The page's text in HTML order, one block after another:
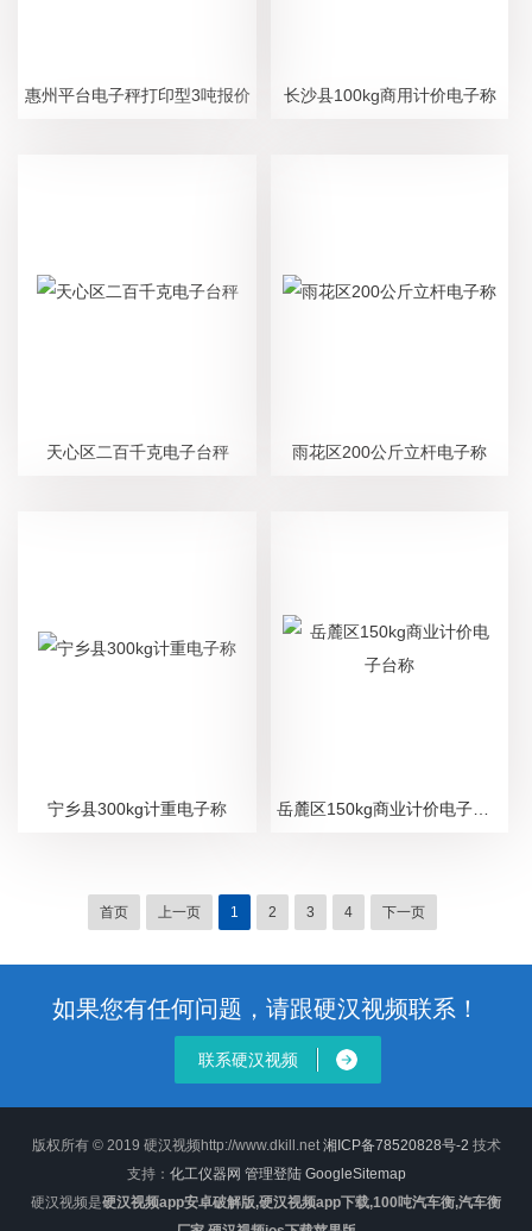
惠州平台电子秤打印型3吨报价 长沙县100kg商用计价电子称
天心区二百千克电子台秤 雨花区200公斤立杆电子称
宁乡县300kg计重电子称
首页 上一页 1 2 3 4 下一页
如果您有任何问题，请跟硬汉视频联系！
联系硬汉视频
版权所有 © 2019 硬汉视频http://www.dkill.net湘ICP备78520828号-2 技术
支持： 化工仪器网 管理登陆 GoogleSitemap
硬汉视频是硬汉视频app安卓破解版,硬汉视频app下载,100吨汽车衡,汽车衡